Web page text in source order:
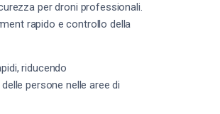
per droni professionali.
rapido e controllo della
riducendo
persone nelle aree di